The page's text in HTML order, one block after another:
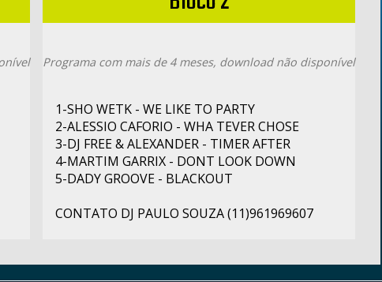
Programa com mais de 4 meses, download não disponível
1-SHO WETK - WE LIKE TO PARTY
2-ALESSIO CAFORIO - WHA TEVER CHOSE
3-DJ FREE & ALEXANDER - TIMER AFTER
4-MARTIM GARRIX - DONT LOOK DOWN
5-DADY GROOVE - BLACKOUT
CONTATO DJ PAULO SOUZA (11)961969607